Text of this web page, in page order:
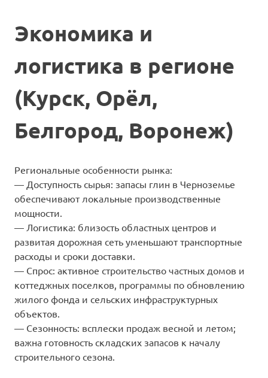
Экономика и
логистика в регионе
(Курск, Орёл,
Белгород, Воронеж)
Региональные особенности рынка:
— Доступность сырья: запасы глин в Черноземье
обеспечивают локальные производственные
мощности.
— Логистика: близость областных центров и
развитая дорожная сеть уменьшают транспортные
расходы и сроки доставки.
— Спрос: активное строительство частных домов и
коттеджных поселков, программы по обновлению
жилого фонда и сельских инфраструктурных
объектов.
— Сезонность: всплески продаж весной и летом;
важна готовность складских запасов к началу
строительного сезона.